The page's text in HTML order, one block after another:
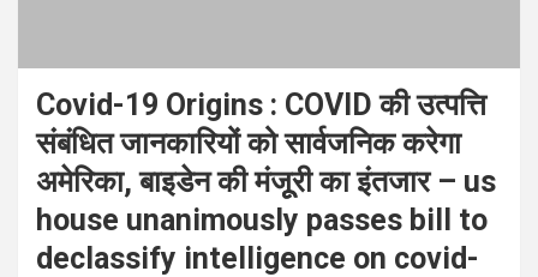
Covid-19 Origins : COVID की उत्पत्ति
संबंधित जानकारियों को सार्वजनिक करेगा
अमेरिका, बाइडेन की मंजूूरी का इंतजार – us
house unanimously passes bill to
declassify intelligence on covid-